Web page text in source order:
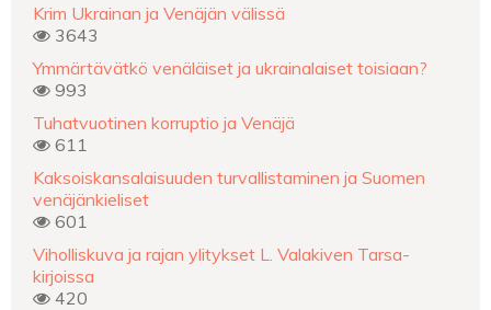
Krim Ukrainan ja Venäjän välissä
3643
Ymmärtävätkö venäläiset ja ukrainalaiset toisiaan?
993
Tuhatvuotinen korruptio ja Venäjä
611
Kaksoiskansalaisuuden turvallistaminen ja Suomen
venäjänkieliset
601
Viholliskuva ja rajan ylitykset L. Valakiven Tarsa-
kirjoissa
420